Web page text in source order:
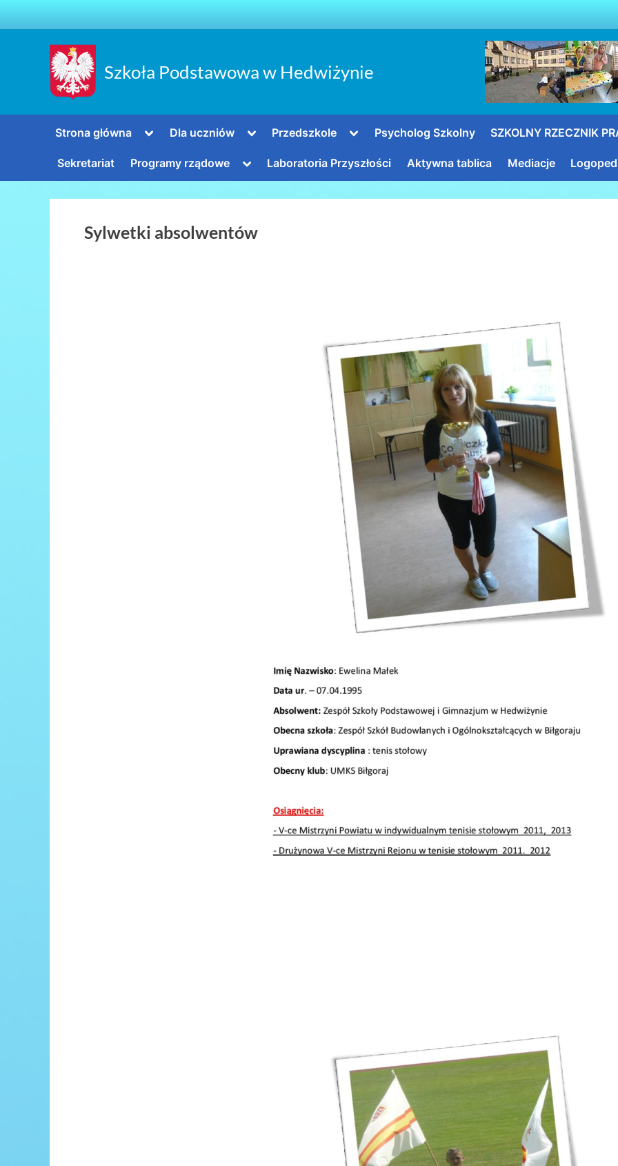
to
Szkoła Podstawowa w Hedwiżynie
Strona główna
ToggleDla uczniów
TogglePrzedszkole
TogglePsycholog Szkolny SZKOLNY RZECZNIK
Sekretariat Programy rządowe
Toggle
menu
Laboratoria Przyszłości Aktywna tablica Mediacje
Sylwetki absolwentów